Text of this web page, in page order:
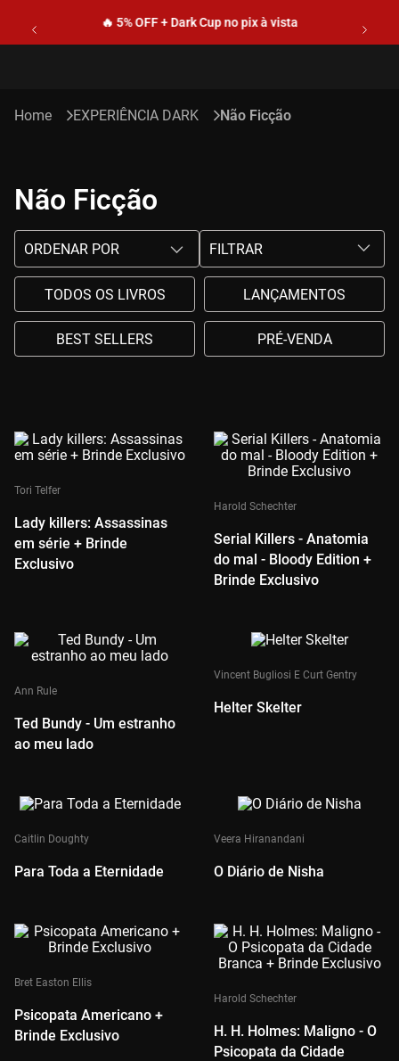
🔥 5% OFF + Dark Cup no pix à vista
EXPERIÊNCIA DARK Não Ficção
Não Ficção
ORDENAR POR FILTRAR
TODOS OS LIVROS LANÇAMENTOS
BEST SELLERS PRÉ-VENDA
Tori Telfer
Lady killers: Assassinas
em série + Brinde
Exclusivo
Harold Schechter
Serial Killers - Anatomia
do mal - Bloody Edition +
Brinde Exclusivo
Ann Rule
Ted Bundy - Um estranho
ao meu lado
Vincent Bugliosi E Curt Gentry
Helter Skelter
Caitlin Doughty
Para Toda a Eternidade
Veera Hiranandani
O Diário de Nisha
Bret Easton Ellis
Psicopata Americano +
Brinde Exclusivo
Harold Schechter
H. H. Holmes: Maligno - O
Psicopata da Cidade